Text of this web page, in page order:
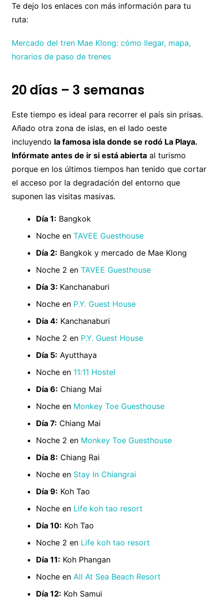
Te dejo los enlaces con más información para tu
ruta:
Mercado del tren Mae Klong: cómo llegar, mapa,
horarios de paso de trenes
20 días – 3 semanas
Este tiempo es ideal para recorrer el país sin prisas.
Añado otra zona de islas, en el lado oeste
incluyendo la famosa isla donde se rodó La Playa.
Infórmate antes de ir si está abiertaal turismo
porque en los últimos tiempos han tenido que cortar
el acceso por la degradación del entorno que
suponen las visitas masivas.
Día 1: Bangkok
Noche en TAVEE Guesthouse
Día 2: Bangkok y mercado de Mae Klong
Noche 2 en TAVEE Guesthouse
Día 3: Kanchanaburi
Noche en P.Y. Guest House
Día 4: Kanchanaburi
Noche 2 en P.Y. Guest House
Día 5: Ayutthaya
Noche en 11:11 Hostel
Día 6: Chiang Mai
Noche en Monkey Toe Guesthouse
Día 7: Chiang Mai
Noche 2 en Monkey Toe Guesthouse
Día 8: Chiang Rai
Noche en Stay In Chiangrai
Día 9: Koh Tao
Noche en Life koh tao resort
Día 10: Koh Tao
Noche 2 en Life koh tao resort
Día 11: Koh Phangan
Noche en All At Sea Beach Resort
Día 12: Koh Samui